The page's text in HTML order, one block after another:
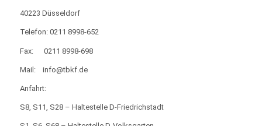
40223 Düsseldorf
Telefon: 0211 8998-652
Fax: 0211 8998-698
Mail: info@tbkf.de
Anfahrt:
S8, S11, S28 – Haltestelle D-Friedrichstadt